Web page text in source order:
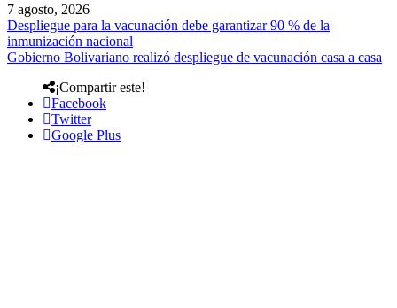
7 agosto, 2026
Despliegue para la vacunación debe garantizar 90 % de la
inmunización nacional
Gobierno Bolivariano realizó despliegue de vacunación casa a casa
¡Compartir este!
Facebook
Twitter
Google Plus